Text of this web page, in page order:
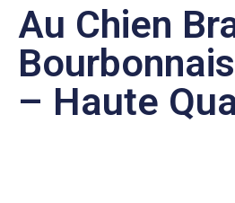
Au Chien
– Haute